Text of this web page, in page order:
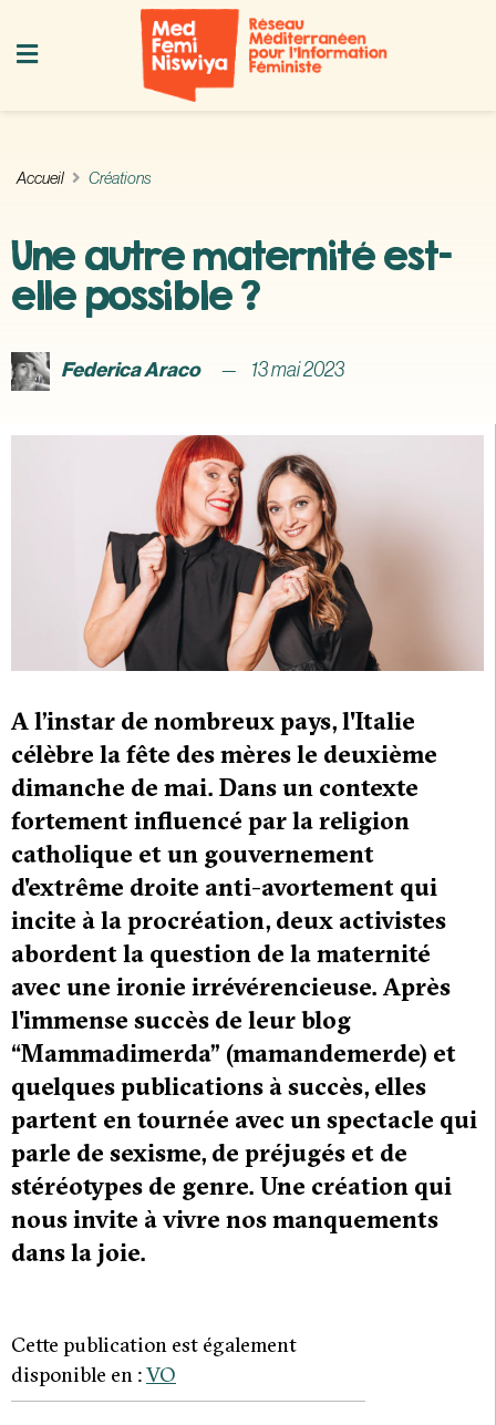
Accueil Créations
Une autre maternité est-
elle possible ?
Federica Araco 13 mai 2023
A l’instar de nombreux pays, l'Italie
célèbre la fête des mères le deuxième
dimanche de mai. Dans un contexte
fortement influencé par la religion
catholique et un gouvernement
d'extrême droite anti-avortement qui
incite à la procréation, deux activistes
abordent la question de la maternité
avec une ironie irrévérencieuse. Après
l'immense succès de leur blog
“Mammadimerda” (mamandemerde) et
quelques publications à succès, elles
partent en tournée avec un spectacle qui
parle de sexisme, de préjugés et de
stéréotypes de genre. Une création qui
nous invite à vivre nos manquements
dans la joie.
Cette publication est également
disponible en :VO